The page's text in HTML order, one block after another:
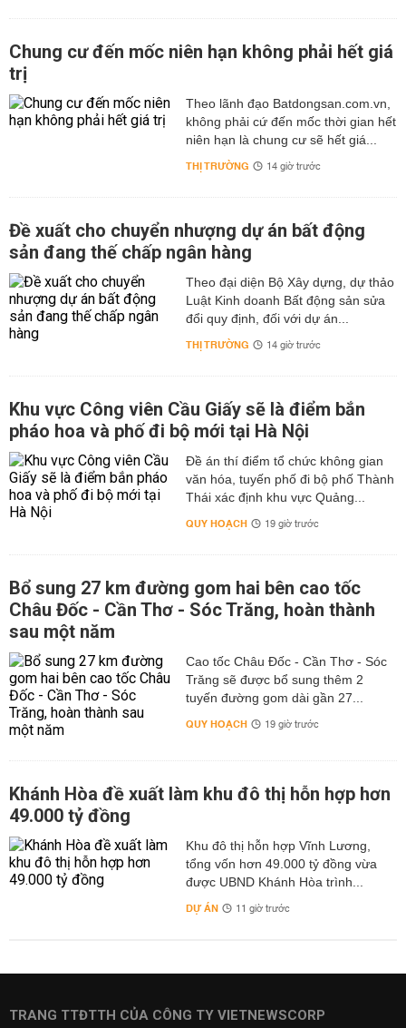
Chung cư đến mốc niên hạn không phải hết giá
trị
Theo lãnh đạo Batdongsan.com.vn,
không phải cứ đến mốc thời gian hết
niên hạn là chung cư sẽ hết giá...
THỊ TRƯỜNG 14 giờ trước
Đề xuất cho chuyển nhượng dự án bất động
sản đang thế chấp ngân hàng
Theo đại diện Bộ Xây dựng, dự thảo
Luật Kinh doanh Bất động sản sửa
đổi quy định, đối với dự án...
THỊ TRƯỜNG 14 giờ trước
Khu vực Công viên Cầu Giấy sẽ là điểm bắn
pháo hoa và phố đi bộ mới tại Hà Nội
Đề án thí điểm tổ chức không gian
văn hóa, tuyến phố đi bộ phố Thành
Thái xác định khu vực Quảng...
QUY HOẠCH 19 giờ trước
Bổ sung 27 km đường gom hai bên cao tốc
Châu Đốc - Cần Thơ - Sóc Trăng, hoàn thành
sau một năm
Cao tốc Châu Đốc - Cần Thơ - Sóc
Trăng sẽ được bổ sung thêm 2
tuyến đường gom dài gần 27...
QUY HOẠCH 19 giờ trước
Khánh Hòa đề xuất làm khu đô thị hỗn hợp hơn
49.000 tỷ đồng
Khu đô thị hỗn hợp Vĩnh Lương,
tổng vốn hơn 49.000 tỷ đồng vừa
được UBND Khánh Hòa trình...
DỰ ÁN 11 giờ trước
TRANG TTĐTTH CỦA CÔNG TY VIETNEWSCORP